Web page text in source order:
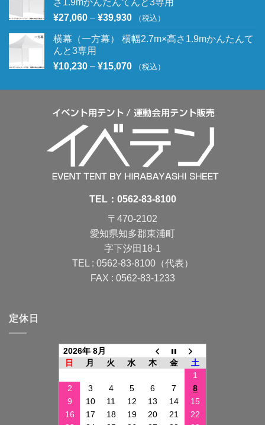
さ1.9mかんたんてんと3専用
¥27,060 – ¥39,930 （税込）
横幕（一方幕） 横幅2.7m×高さ1.9mかんたんて
んと3専用
¥10,230 – ¥15,070 （税込）
TEL： 0562-83-8100
〒470-2102
愛知県知多郡東浦町
字下汐田18-1
TEL : 0562-83-8100（代表）
FAX : 0562-83-1233
定休日
2026年 8月
日
月 火 水 木 金
土
1
2
3 4 5 6 7
8
9
10 11 12 13 14
15
16
17 18 19 20 21
22